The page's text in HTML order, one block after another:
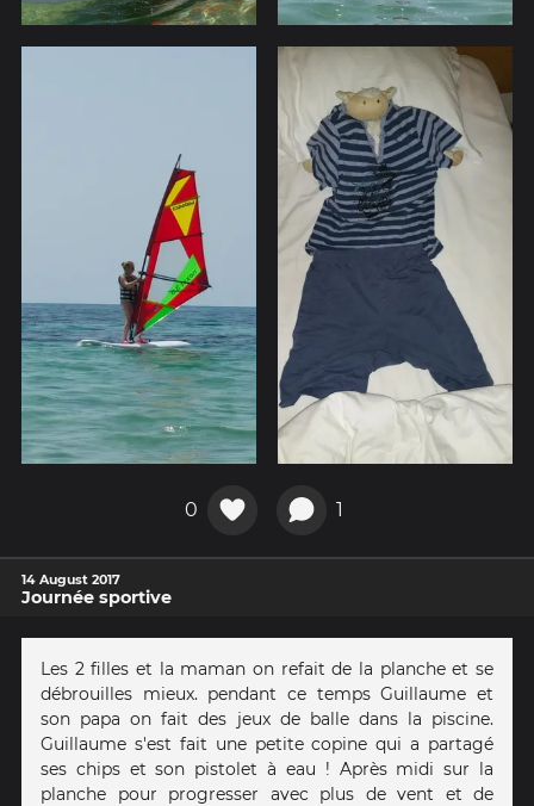
0 1
14 August 2017
Journée sportive
Les 2 filles et la maman on refait de la planche et se
débrouilles mieux. pendant ce temps Guillaume et
son papa on fait des jeux de balle dans la piscine.
Guillaume s'est fait une petite copine qui a partagé
ses chips et son pistolet à eau ! Après midi sur la
planche pour progresser avec plus de vent et de